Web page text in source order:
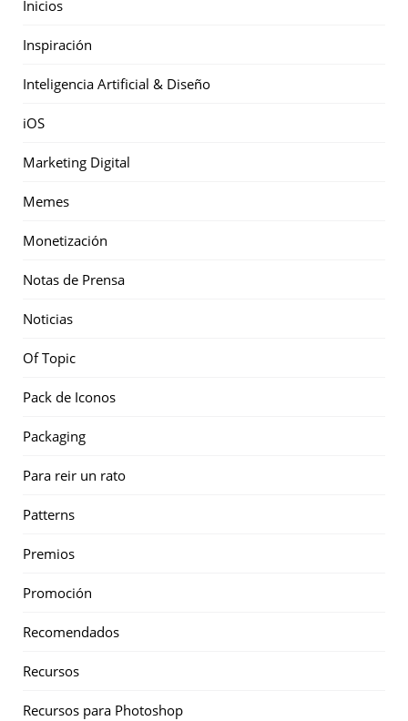
Inicios
Inspiración
Inteligencia Artificial & Diseño
iOS
Marketing Digital
Memes
Monetización
Notas de Prensa
Noticias
Of Topic
Pack de Iconos
Packaging
Para reir un rato
Patterns
Premios
Promoción
Recomendados
Recursos
Recursos para Photoshop